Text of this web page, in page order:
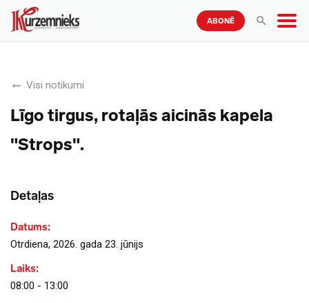
ABONĒ
Visi notikumi
Līgo tirgus, rotaļās aicinās kapela
"Strops".
Detaļas
Datums:
Otrdiena, 2026. gada 23. jūnijs
Laiks:
08:00 - 13:00